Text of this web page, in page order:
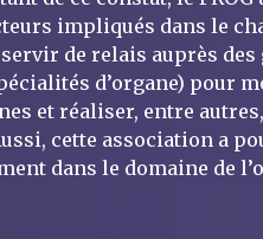
impliqués dans le
de relais auprès
d’organe) pour
et réaliser, entre
cette association a
dans le domaine de